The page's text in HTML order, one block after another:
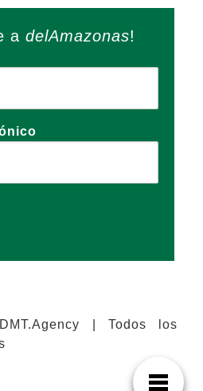
a delAmazonas!
| Todos los